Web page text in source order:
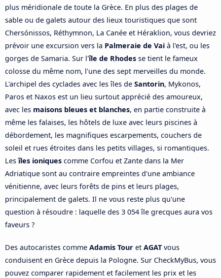
plus méridionale de toute la Grèce. En plus des plages de
sable ou de galets autour des lieux touristiques que sont
Chersónissos, Réthymnon, La Canée et Héraklion, vous devriez
prévoir une excursion vers la Palmeraie de Vai à l'est, ou les
gorges de Samaria. Sur l'île de Rhodes se tient le fameux
colosse du même nom, l'une des sept merveilles du monde.
L'archipel des cyclades avec les îles de Santorin, Mykonos,
Paros et Naxos est un lieu surtout apprécié des amoureux,
avec les maisons bleues et blanches, en partie construite à
même les falaises, les hôtels de luxe avec leurs piscines à
débordement, les magnifiques escarpements, couchers de
soleil et rues étroites dans les petits villages, si romantiques.
Lesîles ioniques comme Corfou et Zante dans la Mer
Adriatique sont au contraire empreintes d'une ambiance
vénitienne, avec leurs forêts de pins et leurs plages,
principalement de galets. Il ne vous reste plus qu'une
question à résoudre : laquelle des 3 054 île grecques aura vos
faveurs ?
Des autocaristes comme Adamis Tour et AGAT vous
conduisent en Grèce depuis la Pologne. Sur CheckMyBus, vous
pouvez comparer rapidement et facilement les prix et les